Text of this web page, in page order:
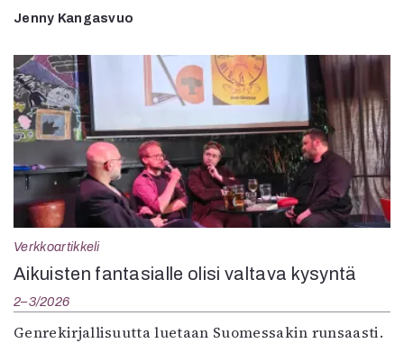
Jenny Kangasvuo
Verkkoartikkeli
Aikuisten fantasialle olisi valtava kysyntä
2–3/2026
Genrekirjallisuutta luetaan Suomessakin runsaasti.